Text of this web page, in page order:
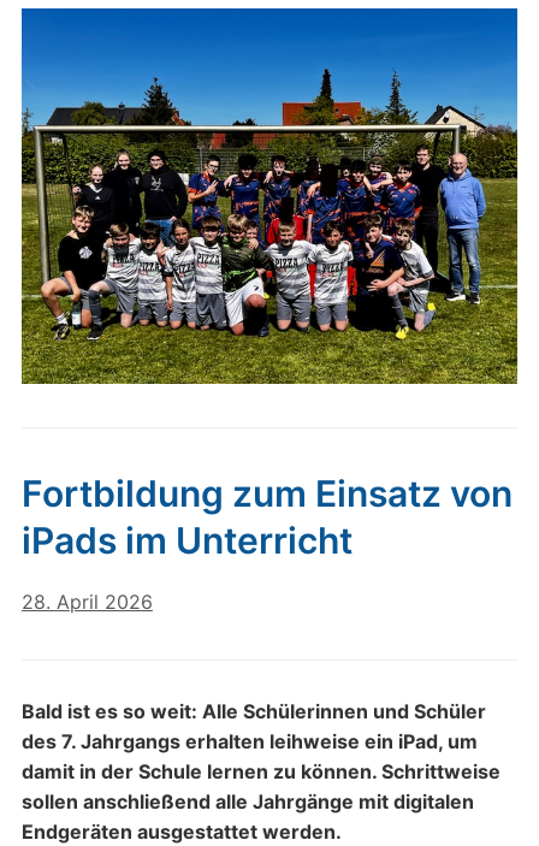
Fortbildung zum Einsatz von
iPads im Unterricht
28. April 2026
Bald ist es so weit: Alle Schülerinnen und Schüler
des 7. Jahrgangs erhalten leihweise ein iPad, um
damit in der Schule lernen zu können. Schrittweise
sollen anschließend alle Jahrgänge mit digitalen
Endgeräten ausgestattet werden.